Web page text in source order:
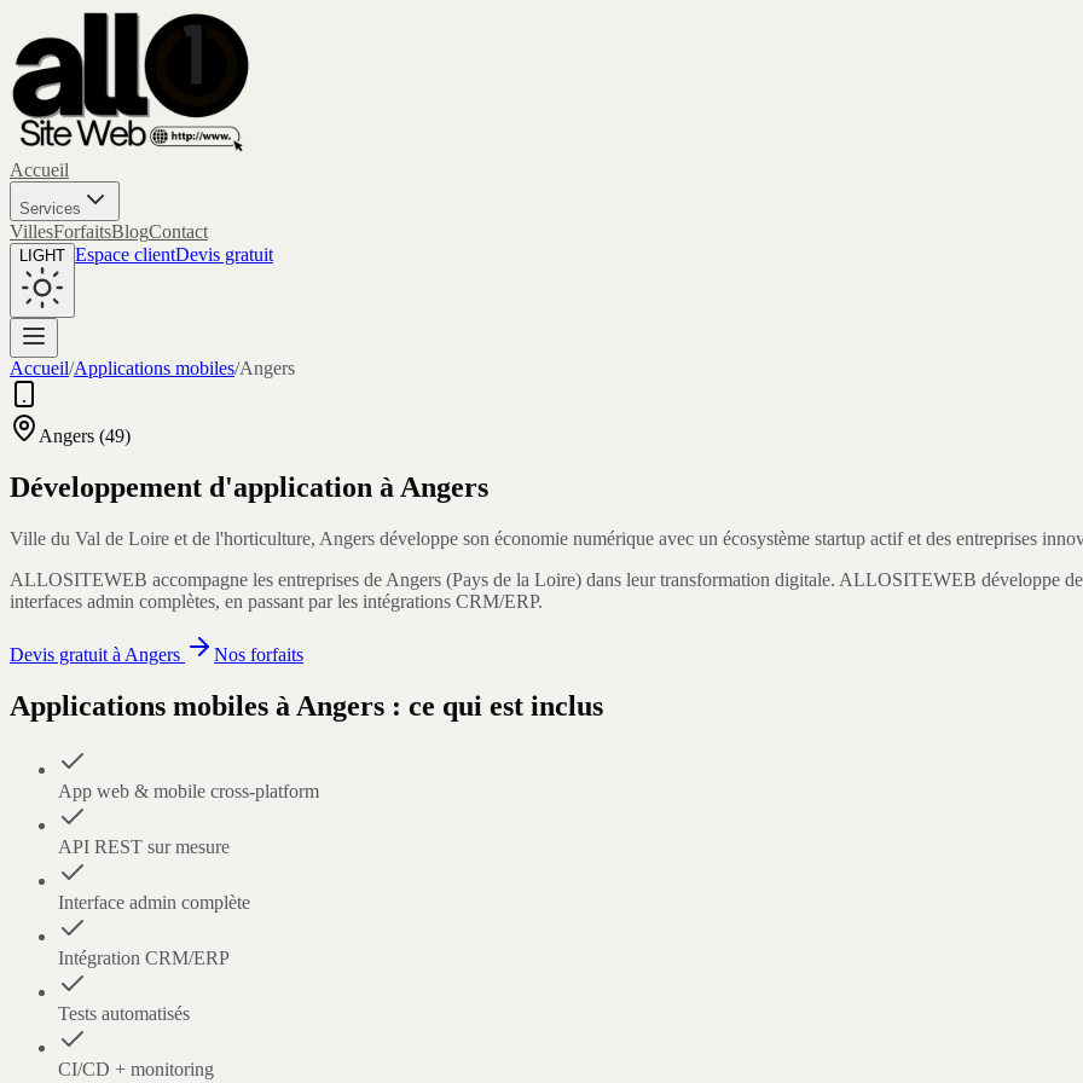
Accueil
Services
VillesForfaitsBlogContact
LIGHT Espace clientDevis gratuit
Accueil/Applications mobiles/Angers
Angers (49)
Développement d'application à Angers
Ville du Val de Loire et de l'horticulture, Angers développe son économie numérique avec un écosystème startup actif et des entreprises
ALLOSITEWEB accompagne les entreprises de Angers (Pays de la Loire) dans leur transformation digitale. ALLOSITEWEB développe
interfaces admin complètes, en passant par les intégrations CRM/ERP.
Devis gratuit à Angers Nos forfaits
Applications mobiles à Angers : ce qui est inclus
App web & mobile cross-platform
API REST sur mesure
Interface admin complète
Intégration CRM/ERP
Tests automatisés
CI/CD + monitoring